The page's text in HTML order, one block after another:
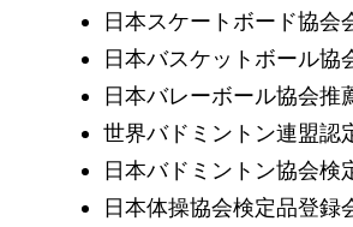
日本スケートボード協会
日本バスケットボール協
日本バレーボール協会推
世界バドミントン連盟認
日本バドミントン協会検
日本体操協会検定品登録